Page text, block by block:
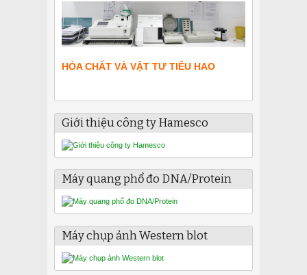
HÓA CHẤT VÀ VẬT TƯ TIÊU HAO
Giới thiệu công ty Hamesco
Máy quang phổ đo DNA/Protein
Máy chụp ảnh Western blot